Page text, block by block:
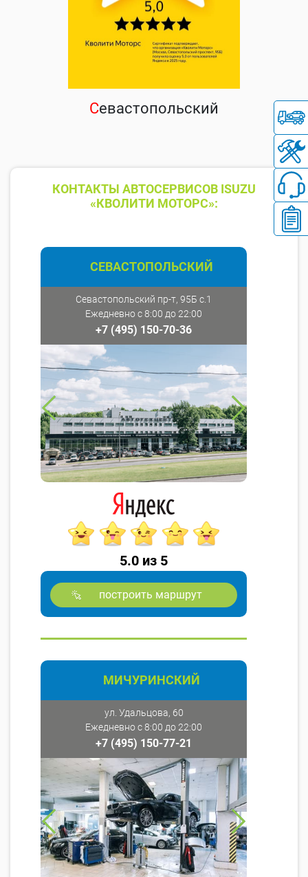
Севастопольский
КОНТАКТЫ АВТОСЕРВИСОВ ISUZU
«КВОЛИТИ МОТОРС»:
СЕВАСТОПОЛЬСКИЙ
Севастопольский пр-т, 95Б с.1
Ежедневно с 8:00 до 22:00
+7 (495) 150-70-36
5.0 из 5
построить маршрут
МИЧУРИНСКИЙ
ул. Удальцова, 60
Ежедневно с 8:00 до 22:00
+7 (495) 150-77-21